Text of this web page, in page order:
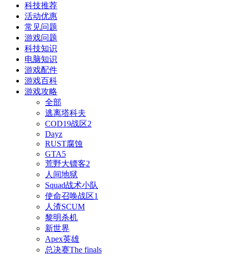
科技推荐
活动优惠
常见问题
游戏问题
科技知识
电脑知识
游戏配件
游戏百科
游戏攻略
全部
逃离塔科夫
COD19战区2
Dayz
RUST腐蚀
GTA5
荒野大镖客2
人间地狱
Squad战术小队
使命召唤战区1
人渣SCUM
黎明杀机
新世界
Apex英雄
总决赛The finals